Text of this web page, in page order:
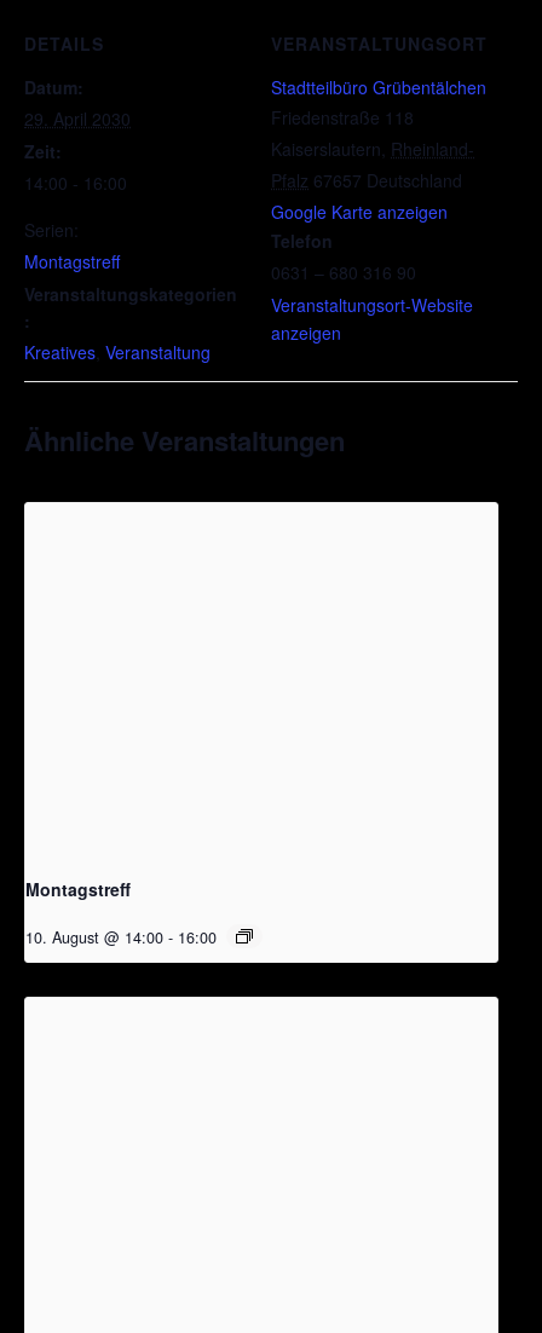
DETAILS
Datum:
29. April 2030
Zeit:
14:00 - 16:00
Serien:
Montagstreff
Veranstaltungskategorien
:
Kreatives, Veranstaltung
VERANSTALTUNGSORT
Stadtteilbüro Grübentälchen
Friedenstraße 118
Kaiserslautern, Rheinland-
Pfalz 67657 Deutschland
Google Karte anzeigen
Telefon
0631 – 680 316 90
Veranstaltungsort-Website
anzeigen
Ähnliche Veranstaltungen
Montagstreff
10. August @ 14:00 - 16:00